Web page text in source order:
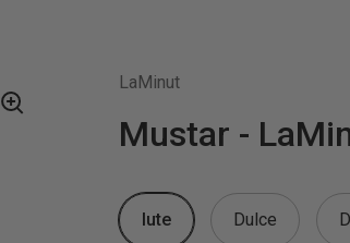
LaMinut
Mustar -
Iute Dulce